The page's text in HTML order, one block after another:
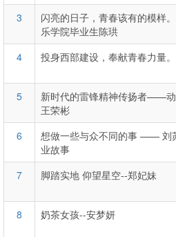
3
闪亮的日子，青春该有的模
乐学院毕业生陈珙
4
投身西部建设，奉献青春力量。
5
新时代的雷锋精神传扬者——
王荣彬
6
想做一些与众不同的事 —— 刘
业故事
7
脚踏实地 仰望星空--郑妃妹
8
奶茶女孩--安梦妍